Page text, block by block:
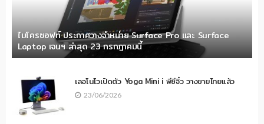
ไมโครซอฟท์ ประกาศวางจำหน่าย Surface Pro และ Surface
Laptop เจนฯ ล่าสุด 23 กรกฎาคมนี้
เลอโนโวเปิดตัว Yoga Mini i พีซีจิ๋ว วางขายไทยแล้ว
23/06/2026